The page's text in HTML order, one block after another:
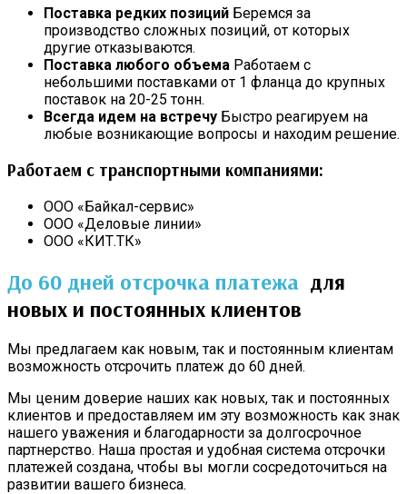
Поставка редких позиций Беремся за
производство сложных позиций, от которых
другие отказываются.
Поставка любого объема Работаем с
небольшими поставками от 1 фланца до крупных
поставок на 20-25 тонн.
Всегда идем на встречу Быстро реагируем на
любые возникающие вопросы и находим решение.
Работаем с транспортными компаниями:
ООО «Байкал-сервис»
ООО «Деловые линии»
ООО «КИТ.ТК»
До 60 дней отсрочка платежа для
новых и постоянных клиентов
Мы предлагаем как новым, так и постоянным клиентам
возможность отсрочить платеж до 60 дней.
Мы ценим доверие наших как новых, так и постоянных
клиентов и предоставляем им эту возможность как знак
нашего уважения и благодарности за долгосрочное
партнерство. Наша простая и удобная система отсрочки
платежей создана, чтобы вы могли сосредоточиться на
развитии вашего бизнеса.